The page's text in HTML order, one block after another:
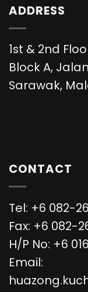
ADDRESS
1st & 2nd
Block A,
Sarawak,
CONTACT
Tel: +6 082-
Fax: +6 082-
H/P No: +6
Email: